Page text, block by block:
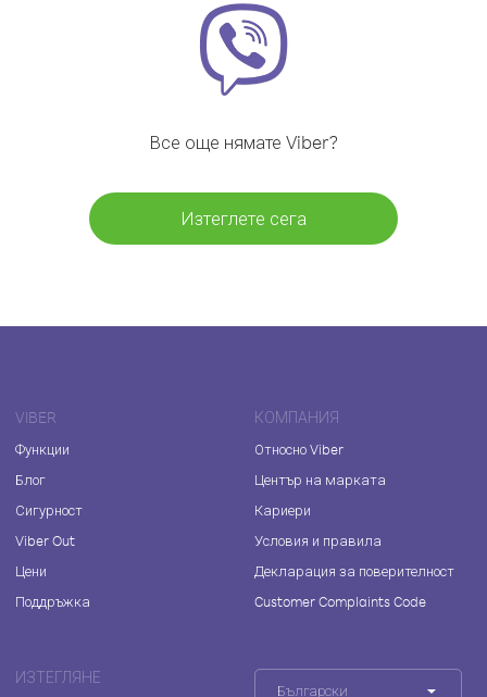
Все още нямате Viber?
Изтеглете сега
VIBER
Функции
Блог
Сигурност
Viber Out
Цени
Поддръжка
КОМПАНИЯ
Относно Viber
Център на марката
Кариери
Условия и правила
Декларация за поверителност
Customer Complaints Code
ИЗТЕГЛЯНЕ
Български